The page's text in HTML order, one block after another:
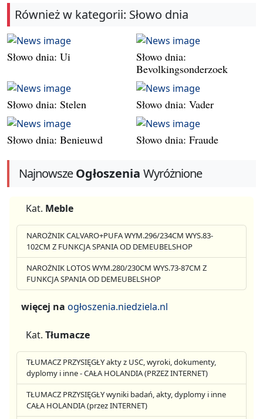
Również w kategorii: Słowo dnia
Słowo dnia: Ui
Słowo dnia:
Bevolkingsonderzoek
Słowo dnia: Stelen Słowo dnia: Vader
Słowo dnia: Benieuwd Słowo dnia: Fraude
NajnowszeOgłoszenia Wyróżnione
Kat. Meble
NAROŻNIK CALVARO+PUFA WYM.296/234CM WYS.83-
102CM Z FUNKCJA SPANIA OD DEMEUBELSHOP
NAROŻNIK LOTOS WYM.280/230CM WYS.73-87CM Z
FUNKCJA SPANIA OD DEMEUBELSHOP
więcej na ogłoszenia.niedziela.nl
Kat. Tłumacze
TŁUMACZ PRZYSIĘGŁY akty z USC, wyroki, dokumenty,
dyplomy i inne - CAŁA HOLANDIA (PRZEZ INTERNET)
TŁUMACZ PRZYSIĘGŁY wyniki badań, akty, dyplomy i inne
CAŁA HOLANDIA (przez INTERNET)